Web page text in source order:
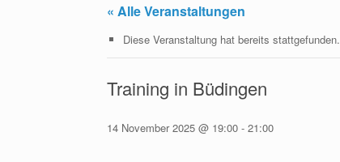
« Alle Veranstaltungen
Diese Veranstaltung hat bereits stattgefunden.
Training in Büdingen
14 November 2025 @ 19:00 - 21:00